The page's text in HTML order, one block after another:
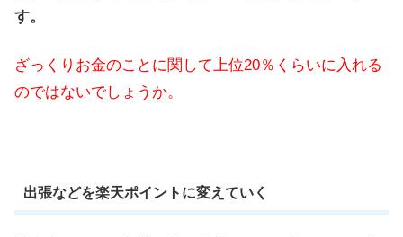
す。
ざっくりお金のことに関して上位20％くらいに入れる
のではないでしょうか。
出張などを楽天ポイントに変えていく